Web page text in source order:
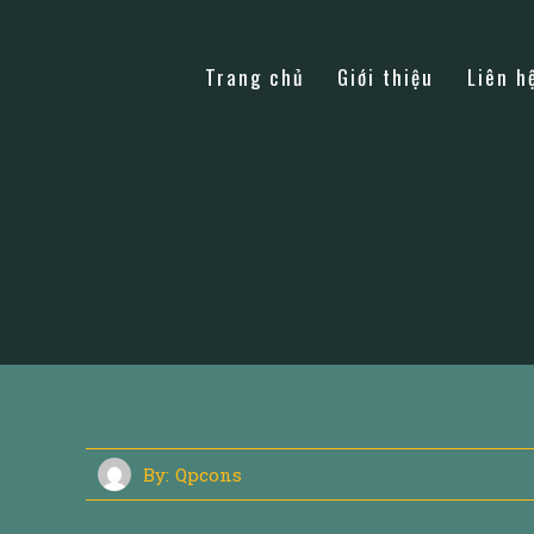
Trang chủ Giới thiệu Liên
By: Qpcons